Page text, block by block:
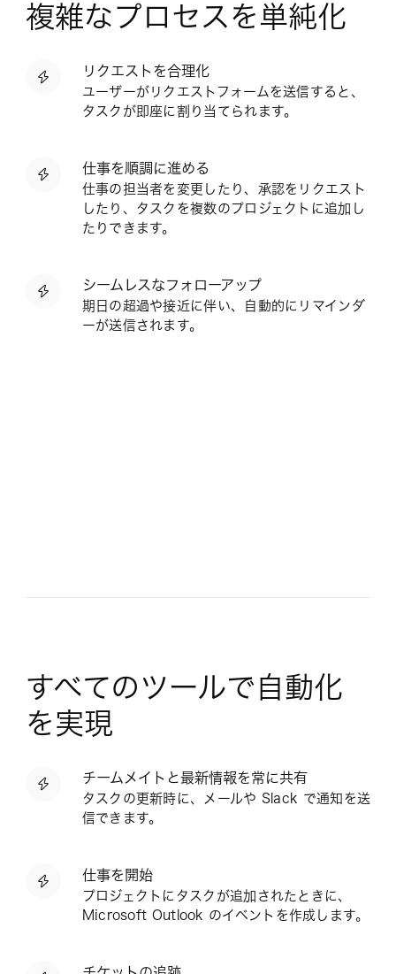
複雑なプロセスを単純化
リクエストを合理化
ユーザーがリクエストフォームを送信すると、
タスクが即座に割り当てられます。
仕事を順調に進める
仕事の担当者を変更したり、承認をリクエスト
したり、タスクを複数のプロジェクトに追加し
たりできます。
シームレスなフォローアップ
期日の超過や接近に伴い、自動的にリマインダ
ーが送信されます。
すべてのツールで自動化
を実現
チームメイトと最新情報を常に共有
タスクの更新時に、メールや Slack で通知を送
信できます。
仕事を開始
プロジェクトにタスクが追加されたときに、
Microsoft Outlook のイベントを作成します。